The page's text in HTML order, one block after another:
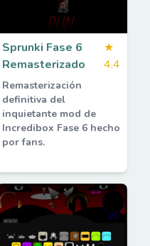
Sprunki Fase 6
Remasterizado
★
4.4
Remasterización
definitiva del
inquietante mod de
Incredibox Fase 6 hecho
por fans.